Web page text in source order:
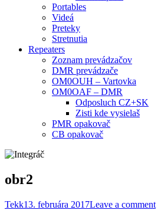
Portables
Videá
Preteky
Stretnutia
Repeaters
Zoznam prevádzačov
DMR prevádzače
OM0OUH – Vartovka
OM0OAF – DMR
Odposluch CZ+SK
Zisti kde vysielaš
PMR opakovač
CB opakovač
obr2
Tekk13. februára 2017Leave a comment